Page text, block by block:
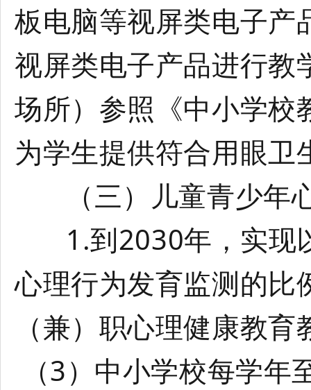
板电脑等视屏类电子产
视屏类电子产品进行教
场所）参照《中小学校
为学生提供符合用眼
（三）儿童青少年
1.到2030年，实现
心理行为发育监测的
（兼）职心理健康教
（3）中小学校每学